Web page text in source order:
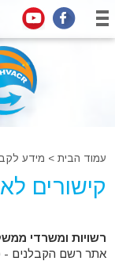
עמוד הבית > מידע
קישורים
רשויות ומשרדי
אתר רשם הקבלנים -